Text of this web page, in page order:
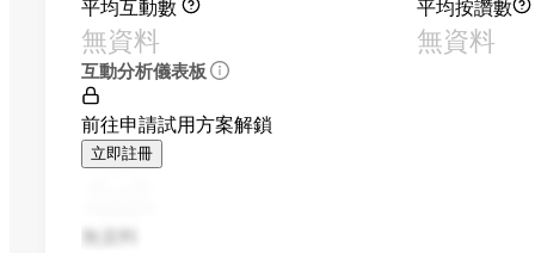
平均互動數
無資料
平均按讚數
無資料
互動分析儀表板
前往申請試用方案解鎖
立即註冊
無資料